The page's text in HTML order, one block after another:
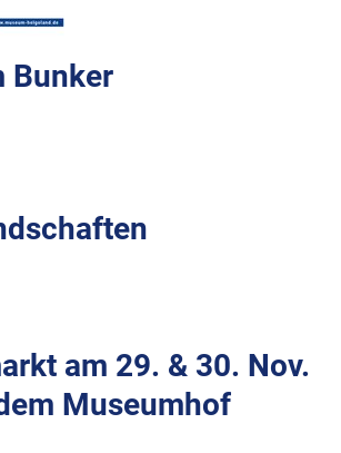
Bunker
am 29. & 30. Nov.
Museumhof